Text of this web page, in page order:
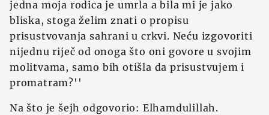
jedna moja rodica je umrla a bila mi je jako
bliska, stoga želim znati o propisu
prisustvovanja sahrani u crkvi. Neću izgovoriti
nijednu riječ od onoga što oni govore u svojim
molitvama, samo bih otišla da prisustvujem i
promatram?''
Na što je šejh odgovorio: Elhamdulillah.